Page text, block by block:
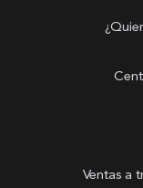
Ventas a